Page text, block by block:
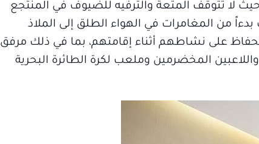
لا تتوقف المتعة والترفيه للضيوف في المنتجع
من المغامرات في الهواء الطلق إلى الملاذ
على نشاطهم أثناء إقامتهم، بما في ذلك مرفق
المخضرمين وملعب لكرة الطائرة البحرية